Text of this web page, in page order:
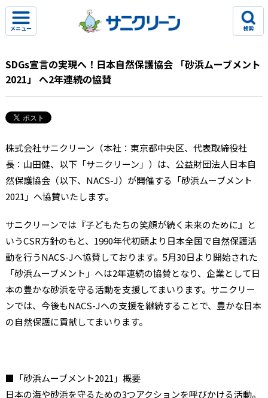
メニュー 検索
SDGs宣言の実現へ！日本自然保護協会 「砂浜ムーブメント
2021」 へ2年連続の協賛
株式会社サニクリーン（本社：東京都中央区、代表取締役社
長：山田健、以下「サニクリーン」）は、公益財団法人日本自
然保護協会（以下、NACS-J）が開催する「砂浜ムーブメント
2021」へ協賛いたします。
サニクリーンでは『子どもたちの笑顔が続く未来のために』と
いうCSR方針のもと、1990年代初頭より日本全国で自然保護活
動を行うNACS-Jへ協賛しております。5月30日より開始された
「砂浜ムーブメント」へは2年連続の協賛となり、企業として日
本の豊かな砂浜を守る活動を支援してまいります。サニクリー
ンでは、今後もNACS-Jへの支援を継続することで、豊かな日本
の自然保護に貢献してまいります。
■「砂浜ムーブメント2021」概要
日本の海や砂浜を守るための3つアクションを呼びかける活動。